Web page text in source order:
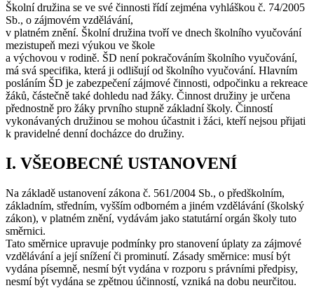
Školní družina se ve své činnosti řídí zejména vyhláškou č. 74/2005
Sb., o zájmovém vzdělávání,
v platném znění. Školní družina tvoří ve dnech školního vyučování
mezistupeň mezi výukou ve škole
a výchovou v rodině. ŠD není pokračováním školního vyučování,
má svá specifika, která ji odlišují od školního vyučování. Hlavním
posláním ŠD je zabezpečení zájmové činnosti, odpočinku a rekreace
žáků, částečně také dohledu nad žáky. Činnost družiny je určena
přednostně pro žáky prvního stupně základní školy. Činností
vykonávaných družinou se mohou účastnit i žáci, kteří nejsou přijati
k pravidelné denní docházce do družiny.
I. VŠEOBECNÉ USTANOVENÍ
Na základě ustanovení zákona č. 561/2004 Sb., o předškolním,
základním, středním, vyšším odborném a jiném vzdělávání (školský
zákon), v platném znění, vydávám jako statutární orgán školy tuto
směrnici.
Tato směrnice upravuje podmínky pro stanovení úplaty za zájmové
vzdělávání a její snížení či prominutí. Zásady směrnice: musí být
vydána písemně, nesmí být vydána v rozporu s právními předpisy,
nesmí být vydána se zpětnou účinností, vzniká na dobu neurčitou.